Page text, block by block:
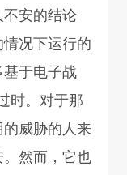
安的结论
况下运行的
于电子战
时。对于那
威胁的人来
然而，它也